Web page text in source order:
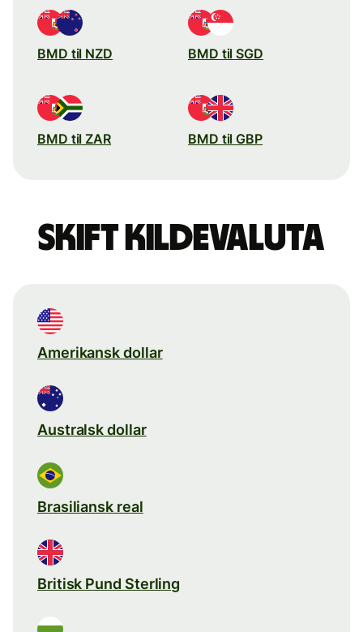
BMD til NZD BMD til SGD
BMD til ZAR BMD til GBP
Skift kildevaluta
Amerikansk dollar
Australsk dollar
Brasiliansk real
Britisk Pund Sterling